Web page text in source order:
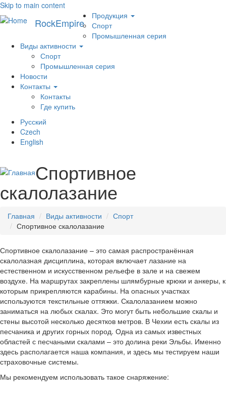
Skip to main content
RockEmpire
Меню
Продукция
Спорт
Промышленная серия
Виды активности
Спорт
Промышленная серия
Новости
Контакты
Контакты
Где купить
Русский
Czech
English
Спортивное
скалолазание
Главная Виды активности
Спорт
Спортивное скалолазание
Спортивное скалолазание – это самая распространённая
скалолазная дисциплина, которая включает лазание на
естественном и искусственном рельефе в зале и на свежем
воздухе. На маршрутах закреплены шлямбурные крюки и анкеры, к
которым прикрепляются карабины. На опасных участках
используются текстильные оттяжки. Скалолазанием можно
заниматься на любых скалах. Это могут быть небольшие скалы и
стены высотой несколько десятков метров. В Чехии есть скалы из
песчаника и других горных пород. Одна из самых известных
областей с песчаными скалами – это долина реки Эльбы. Именно
здесь располагается наша компания, и здесь мы тестируем наши
страховочные системы.
Мы рекомендуем использовать такое снаряжение: